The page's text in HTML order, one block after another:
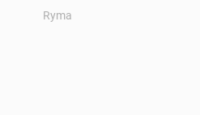
Ryma